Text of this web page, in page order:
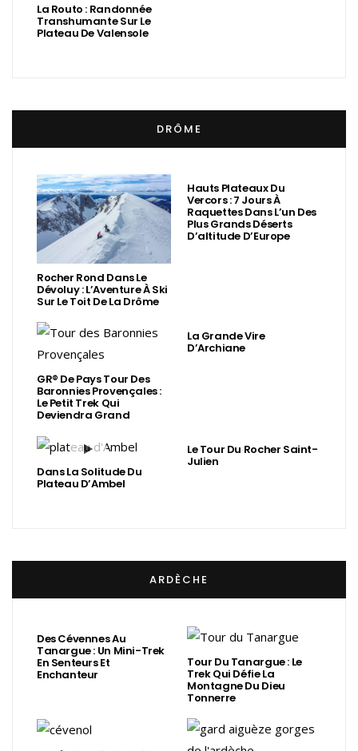
La Routo : Randonnée
Transhumante Sur Le
Plateau De Valensole
DRÔME
Rocher Rond Dans Le
Dévoluy : L’Aventure À Ski
Sur Le Toit De La Drôme
Hauts Plateaux Du
Vercors : 7 Jours À
Raquettes Dans L’un Des
Plus Grands Déserts
D’altitude D’Europe
GR® De Pays Tour Des
Baronnies Provençales :
Le Petit Trek Qui
Deviendra Grand
La Grande Vire
D’Archiane
Dans La Solitude Du
Plateau D’Ambel
Le Tour Du Rocher Saint-
Julien
ARDÈCHE
Des Cévennes Au
Tanargue : Un Mini-Trek
En Senteurs Et
Enchanteur
Tour Du Tanargue : Le
Trek Qui Défie La
Montagne Du Dieu
Tonnerre